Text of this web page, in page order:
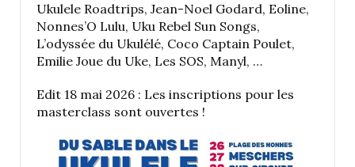
Ukulele Roadtrips, Jean-Noel Godard, Eoline,
Nonnes’O Lulu, Uku Rebel Sun Songs,
L’odyssée du Ukulélé, Coco Captain Poulet,
Emilie Joue du Uke, Les SOS, Manyl, …
Edit 18 mai 2026 : Les inscriptions pour les
masterclass sont ouvertes !